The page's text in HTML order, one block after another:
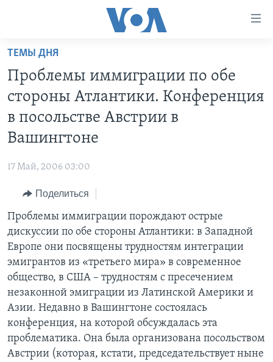
Перейти
основной
контент
Перейти
основной
Перейти
поиск
ГЛАВНОЕ
ПРОГРАММЫ
ДИСКУССИЯ VOA
ДЕТАЛИ
НЬЮ-ЙОРК NEW YORK
АМЕРИКА. БОЛЬШОЕ ПУТЕШЕСТВИЕ
ПРОЕКТЫ
АРТЕФАКТЫ
АМЕРИКАНСКИЕ ГОРОДКИ
ТЕСТЫ
ЭКСПЕРТИЗА
ФАКТЫ ПРОТИВ ФЕЙКОВ
ЗА СВОБОДУ ПРЕССЫ
УЧИМ АНГЛИЙСКИЙ
ВИДЕО
ПОДПИСКА НА НОВОСТИ
Learning English
СОЦИАЛЬНЫЕ СЕТИ
ТЕМЫ ДНЯ
Проблемы иммиграции по обе
стороны Атлантики. Конференция
в посольстве Австрии в
Вашингтоне
17 Май, 2006 03:00
Поделиться
Проблемы иммиграции порождают острые
дискуссии по обе стороны Атлантики: в Западной
Европе они посвящены трудностям интеграции
эмигрантов из «третьего мира» в современное
общество, в США – трудностям с пресечением
незаконной эмиграции из Латинской Америки и
Азии. Недавно в Вашингтоне состоялась
конференция, на которой обсуждалась эта
проблематика. Она была организована посольством
Австрии (которая, кстати, председательствует ныне